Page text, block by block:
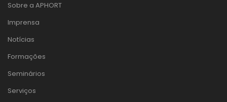
Sobre a APHORT
Imprensa
Notícias
Formações
Seminários
Serviços